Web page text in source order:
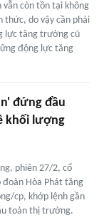
vẫn còn tồn tại không
thức, do vậy cần phải
lực tăng trưởng cũ
động lực tăng
đứng đầu
khối lượng
phiên 27/2, cổ
đoàn Hòa Phát tăng
cp, khớp lệnh gần
toàn thị trường.